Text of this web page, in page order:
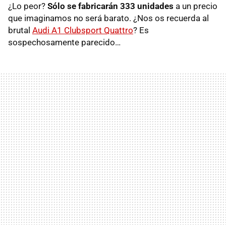
¿Lo peor? Sólo se fabricarán 333 unidades a un precio
que imaginamos no será barato. ¿Nos os recuerda al
brutal Audi A1 Clubsport Quattro? Es
sospechosamente parecido…